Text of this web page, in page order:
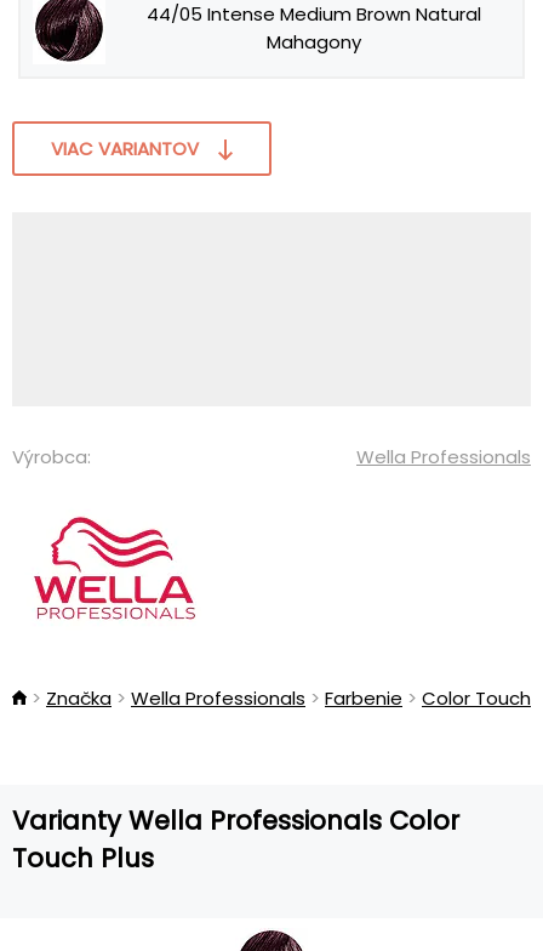
44/05 Intense Medium Brown Natural
Mahagony
VIAC VARIANTOV
Výrobca: Wella Professionals
Značka Wella Professionals Farbenie Color Touch
Varianty Wella Professionals Color
Touch Plus